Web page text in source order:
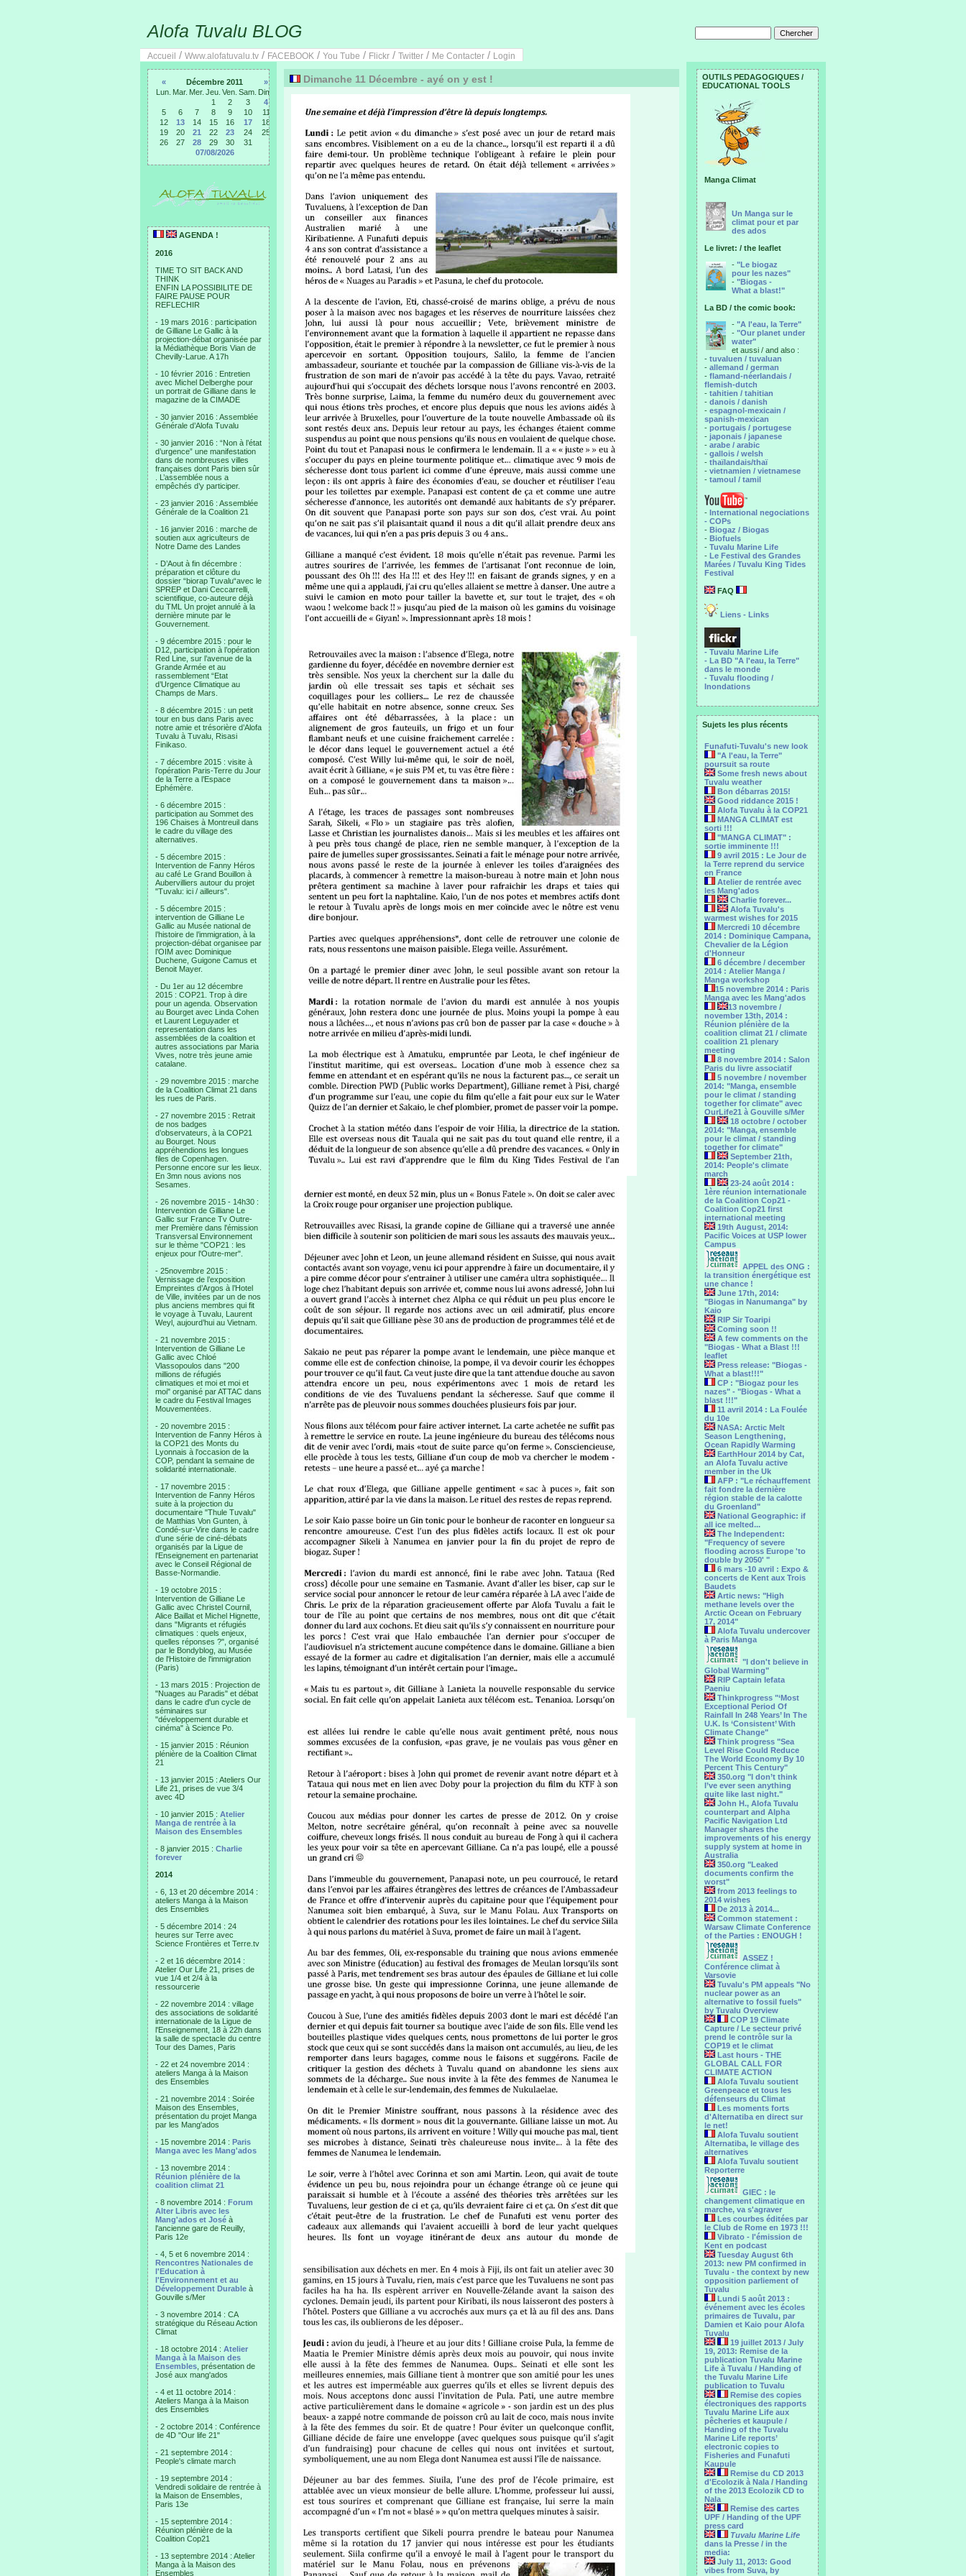
Alofa Tuvalu BLOG
Accueil / Www.alofatuvalu.tv / FACEBOOK / You Tube / Flickr / Twitter / Me Contacter / Login
« Décembre 2011
»
Lun. Mar. Mer. Jeu. Ven. Sam. Dim.
1
2 3
4
5
6 7 8 9 10
11
12
13 14 15 16 17
18
19
20 21 22 23 24
25
26
27 28 29 30
31
07/08/2026
AGENDA !
2016
TIME TO SIT BACK AND
THINK
ENFIN LA POSSIBILITE DE
FAIRE PAUSE POUR
REFLECHIR
- 19 mars 2016 : participation
de Gilliane Le Gallic à la
projection-débat organisée par
la Médiathèque Boris Vian de
Chevilly-Larue. A 17h
- 10 février 2016 : Entretien
avec Michel Delberghe pour
un portrait de Gilliane dans le
magazine de la CIMADE
- 30 janvier 2016 : Assemblée
Générale d’Alofa Tuvalu
- 30 janvier 2016 : “Non à l’état
d’urgence” une manifestation
dans de nombreuses villes
françaises dont Paris bien sûr
. L’assemblée nous a
empêchés d’y participer.
- 23 janvier 2016 : Assemblée
Générale de la Coalition 21
- 16 janvier 2016 : marche de
soutien aux agriculteurs de
Notre Dame des Landes
- D’Aout à fin décembre :
préparation et clôture du
dossier “biorap Tuvalu“avec le
SPREP et Dani Ceccarrelli,
scientifique, co-auteure déjà
du TML Un projet annulé à la
dernière minute par le
Gouvernement.
- 9 décembre 2015 : pour le
D12, participation à l’opération
Red Line, sur l’avenue de la
Grande Armée et au
rassemblement “Etat
d’Urgence Climatique au
Champs de Mars.
- 8 décembre 2015 : un petit
tour en bus dans Paris avec
notre amie et trésorière d’Alofa
Tuvalu à Tuvalu, Risasi
Finikaso.
- 7 décembre 2015 : visite à
l’opération Paris-Terre du Jour
de la Terre a l’Espace
Ephémère.
- 6 décembre 2015 :
participation au Sommet des
196 Chaises à Montreuil dans
le cadre du village des
alternatives.
- 5 décembre 2015 :
Intervention de Fanny Héros
au café Le Grand Bouillon à
Aubervilliers autour du projet
"Tuvalu: ici / ailleurs".
- 5 décembre 2015 :
intervention de Gilliane Le
Gallic au Musée national de
l’histoire de l’immigration, à la
projection-débat organisee par
l’OIM avec Dominique
Duchene, Guigone Camus et
Benoit Mayer.
- Du 1er au 12 décembre
2015 : COP21. Trop à dire
pour un agenda. Observation
au Bourget avec Linda Cohen
et Laurent Leguyader et
representation dans les
assemblées de la coalition et
autres associations par Maria
Vives, notre très jeune amie
catalane.
- 29 novembre 2015 : marche
de la Coalition Climat 21 dans
les rues de Paris.
- 27 novembre 2015 : Retrait
de nos badges
d’observateurs, à la COP21
au Bourget. Nous
appréhendions les longues
files de Copenhagen.
Personne encore sur les lieux.
En 3mn nous avions nos
Sesames.
- 26 novembre 2015 - 14h30 :
Intervention de Gilliane Le
Gallic sur France Tv Outre-
mer Première dans l'émission
Transversal Environnement
sur le thème "COP21 : les
enjeux pour l'Outre-mer".
- 25novembre 2015 :
Vernissage de l’exposition
Empreintes d’Argos à l’Hotel
de Ville, invitées par un de nos
plus anciens membres qui fit
le voyage à Tuvalu, Laurent
Weyl, aujourd’hui au Vietnam.
- 21 novembre 2015 :
Intervention de Gilliane Le
Gallic avec Chloé
Vlassopoulos dans "200
millions de réfugiés
climatiques et moi et moi et
moi" organisé par ATTAC dans
le cadre du Festival Images
Mouvementées.
- 20 novembre 2015 :
Intervention de Fanny Héros à
la COP21 des Monts du
Lyonnais à l'occasion de la
COP, pendant la semaine de
solidarité internationale.
- 17 novembre 2015 :
Intervention de Fanny Héros
suite à la projection du
documentaire "Thule Tuvalu"
de Matthias Von Gunten, à
Condé-sur-Vire dans le cadre
d'une série de ciné-débats
organisés par la Ligue de
l'Enseignement en partenariat
avec le Conseil Régional de
Basse-Normandie.
- 19 octobre 2015 :
Intervention de Gilliane Le
Gallic avec Christel Cournil,
Alice Baillat et Michel Hignette,
dans "Migrants et réfugiés
climatiques : quels enjeux,
quelles réponses ?", organisé
par le Bondyblog, au Musée
de l'Histoire de l'immigration
(Paris)
- 13 mars 2015 : Projection de
"Nuages au Paradis" et débat
dans le cadre d'un cycle de
séminaires sur
"développement durable et
cinéma" à Science Po.
- 15 janvier 2015 : Réunion
plénière de la Coalition Climat
21
- 13 janvier 2015 : Ateliers Our
Life 21, prises de vue 3/4
avec 4D
- 10 janvier 2015 : Atelier
Manga de rentrée à la
Maison des Ensembles
- 8 janvier 2015 : Charlie
forever
2014
- 6, 13 et 20 décembre 2014 :
ateliers Manga à la Maison
des Ensembles
- 5 décembre 2014 : 24
heures sur Terre avec
Science Frontières et Terre.tv
- 2 et 16 décembre 2014 :
Atelier Our Life 21, prises de
vue 1/4 et 2/4 à la
ressourcerie
- 22 novembre 2014 : village
des associations de solidarité
internationale de la Ligue de
l'Enseignement, 18 à 22h dans
la salle de spectacle du centre
Tour des Dames, Paris
- 22 et 24 novembre 2014 :
ateliers Manga à la Maison
des Ensembles
- 21 novembre 2014 : Soirée
Maison des Ensembles,
présentation du projet Manga
par les Mang'ados
- 15 novembre 2014 : Paris
Manga avec les Mang'ados
- 13 novembre 2014 :
Réunion plénière de la
coalition climat 21
- 8 novembre 2014 : Forum
Alter Libris avec les
Mang'ados et José à
l'ancienne gare de Reuilly,
Paris 12e
- 4, 5 et 6 novembre 2014 :
Rencontres Nationales de
l'Education à
l'Environnement et au
Développement Durable à
Gouville s/Mer
- 3 novembre 2014 : CA
stratégique du Réseau Action
Climat
- 18 octobre 2014 : Atelier
Manga à la Maison des
Ensembles , présentation de
José aux mang'ados
- 4 et 11 octobre 2014 :
Ateliers Manga à la Maison
des Ensembles
- 2 octobre 2014 : Conférence
de 4D "Our life 21"
- 21 septembre 2014 :
People's climate march
- 19 septembre 2014 :
Vendredi solidaire de rentrée à
la Maison de Ensembles,
Paris 13e
- 15 septembre 2014 :
Réunion plénière de la
Coalition Cop21
- 13 septembre 2014 : Atelier
Manga à la Maison des
Ensembles
OUTILS PEDAGOGIQUES /
EDUCATIONAL TOOLS
Manga Climat
Un Manga sur le
climat pour et par
des ados
Le livret: / the leaflet
- "Le biogaz
pour les nazes"
- "Biogas -
What a blast!"
La BD / the comic book:
- "A l'eau, la Terre"
- "Our planet under
water"
et aussi / and also :
- tuvaluen / tuvaluan
- allemand / german
- flamand-néerlandais /
flemish-dutch
- tahitien / tahitian
- danois / danish
- espagnol-mexicain /
spanish-mexican
- portugais / portugese
- japonais / japanese
- arabe / arabic
- gallois / welsh
- thaïlandais/thaï
- vietnamien / vietnamese
- tamoul / tamil
- International negociations
- COPs
- Biogaz / Biogas
- Biofuels
- Tuvalu Marine Life
- Le Festival des Grandes
Marées / Tuvalu King Tides
Festival
FAQ
Liens - Links
- Tuvalu Marine Life
- La BD "A l'eau, la Terre"
dans le monde
- Tuvalu flooding /
Inondations
Sujets les plus récents
Funafuti-Tuvalu's new look
"A l'eau, la Terre"
poursuit sa route
Some fresh news about
Tuvalu weather
Bon débarras 2015!
Good riddance 2015 !
Alofa Tuvalu à la COP21
MANGA CLIMAT est
sorti !!!
"MANGA CLIMAT" :
sortie imminente !!!
9 avril 2015 : Le Jour de
la Terre reprend du service
en France
Atelier de rentrée avec
les Mang'ados
Charlie forever...
Alofa Tuvalu's
warmest wishes for 2015
Mercredi 10 décembre
2014 : Dominique Campana,
Chevalier de la Légion
d'Honneur
6 décembre / december
2014 : Atelier Manga /
Manga workshop
15 novembre 2014 : Paris
Manga avec les Mang'ados
13 novembre /
november 13th, 2014 :
Réunion plénière de la
coalition climat 21 / climate
coalition 21 plenary
meeting
8 novembre 2014 : Salon
Paris du livre associatif
5 novembre / november
2014: "Manga, ensemble
pour le climat / standing
together for climate" avec
OurLife21 à Gouville s/Mer
18 octobre / october
2014: "Manga, ensemble
pour le ‎climat / standing
together for climate"
September 21th,
2014: People's climate
march
23-24 août 2014 :
1ère réunion internationale
de la Coalition Cop21 -
Coalition Cop21 first
international meeting
19th August, 2014:
Pacific Voices at USP lower
Campus
APPEL des ONG :
la transition énergétique est
une chance !
June 17th, 2014:
"Biogas in Nanumanga" by
Kaio
RIP Sir Toaripi
Coming soon !!
A few comments on the
"Biogas - What a Blast !!!
leaflet
Press release: "Biogas -
What a blast!!!"
CP : "Biogaz pour les
nazes" - "Biogas - What a
blast !!!"
11 avril 2014 : La Foulée
du 10e
NASA: Arctic Melt
Season Lengthening,
Ocean Rapidly Warming
EarthHour 2014 by Cat,
an Alofa Tuvalu active
member in the Uk
AFP : "Le réchauffement
fait fondre la dernière
région stable de la calotte
du Groenland"
National Geographic: if
all ice melted...
The Independent:
"Frequency of severe
flooding across Europe 'to
double by 2050' "
6 mars -10 avril : Expo &
concerts de Kent aux Trois
Baudets
Artic news: "High
methane levels over the
Arctic Ocean on February
17, 2014"
Alofa Tuvalu undercover
à Paris Manga
"I don't believe in
Global Warming"
RIP Captain Iefata
Paeniu
Thinkprogress "‘Most
Exceptional Period Of
Rainfall In 248 Years’ In The
U.K. Is ‘Consistent’ With
Climate Change"
Think progress "Sea
Level Rise Could Reduce
The World Economy By 10
Percent This Century"
350.org "I don’t think
I’ve ever seen anything
quite like last night."
John H., Alofa Tuvalu
counterpart and Alpha
Pacific Navigation Ltd
Manager shares the
improvements of his energy
supply system at home in
Australia
350.org "Leaked
documents confirm the
worst"
from 2013 feelings to
2014 wishes
De 2013 à 2014...
Common statement :
Warsaw Climate Conference
of the Parties : ENOUGH !
ASSEZ !
Conférence climat à
Varsovie
Tuvalu's PM appeals "No
nuclear power as an
alternative to fossil fuels"
by Tuvalu Overview
COP 19 Climate
Capture / Le secteur privé
prend le contrôle sur la
COP19 et le climat
Last hours - THE
GLOBAL CALL FOR
CLIMATE ACTION
Alofa Tuvalu soutient
Greenpeace et tous les
défenseurs du Climat
Les moments forts
d'Alternatiba en direct sur
le net!
Alofa Tuvalu soutient
Alternatiba, le village des
alternatives
Alofa Tuvalu soutient
Reporterre
GIEC : le
changement climatique en
marche, va s'agraver
Les courbes éditées par
le Club de Rome en 1973 !!!
Vibrato - l'émission de
Kent en podcast
Tuesday August 6th
2013: new PM confirmed in
Tuvalu - the context by new
opposition parliement of
Tuvalu
Lundi 5 août 2013 :
événement avec les écoles
primaires de Tuvalu, par
Damien et Kaio pour Alofa
Tuvalu
19 juillet 2013 / July
19, 2013: Remise de la
publication Tuvalu Marine
Life à Tuvalu / Handing of
the Tuvalu Marine Life
publication to Tuvalu
Remise des copies
électroniques des rapports
Tuvalu Marine Life aux
pêcheries et kaupule /
Handing of the Tuvalu
Marine Life reports’
electronic copies to
Fisheries and Funafuti
Kaupule
Remise du CD 2013
d'Ecolozik à Nala / Handing
of the 2013 Ecolozik CD to
Nala
Remise des cartes
UPF / Handing of the UPF
press card
Tuvalu Marine Life
dans la Presse / in the
media:
July 11, 2013: Good
vibes from Suva, by
Dimanche 11 Décembre - ayé on y est !